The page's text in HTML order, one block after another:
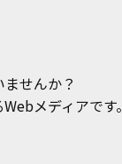
せんか？
メディアです。